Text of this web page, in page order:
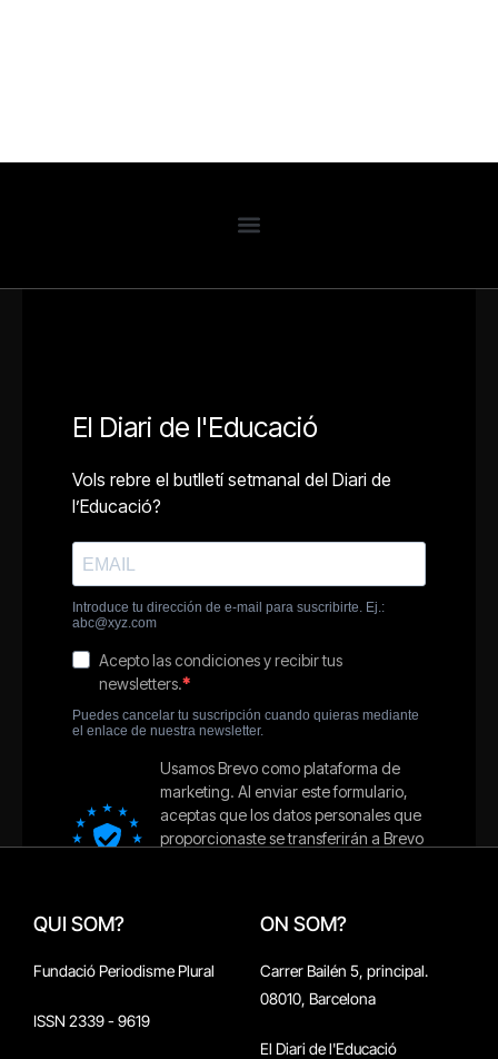
QUI SOM?
Fundació Periodisme Plural
ISSN 2339 - 9619
ON SOM?
Carrer Bailén 5, principal.
08010, Barcelona
El Diari de l'Educació